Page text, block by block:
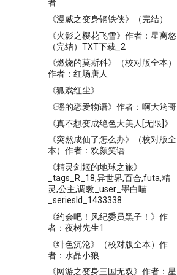
者
《漫威之变身钢铁侠》（完结）
《火影之樱花飞雪》作者：星离悠
（完结）TXT下载_2
《燃烧的莫斯科》（校对版全本）
作者：红场唐人
《狐戏红尘》
《瑶的恋爱物语》作者：啊大筠哥
《真不想变成绝色大美人[无限]》
《突然成仙了怎么办》（校对版全
本）作者：欢颜笑语
《精灵剑姬的地球之旅》
_tags_R_18,异世界,百合,futa,精
灵,公主,调教_user_墨白喵
_seriesId_1433338
《约会吧！风纪委员黑子！》作
者：夜树先生1
《绯色沉沦》（校对版全本）作
者：水晶小狼
《网游之变身三国无双》作者：星